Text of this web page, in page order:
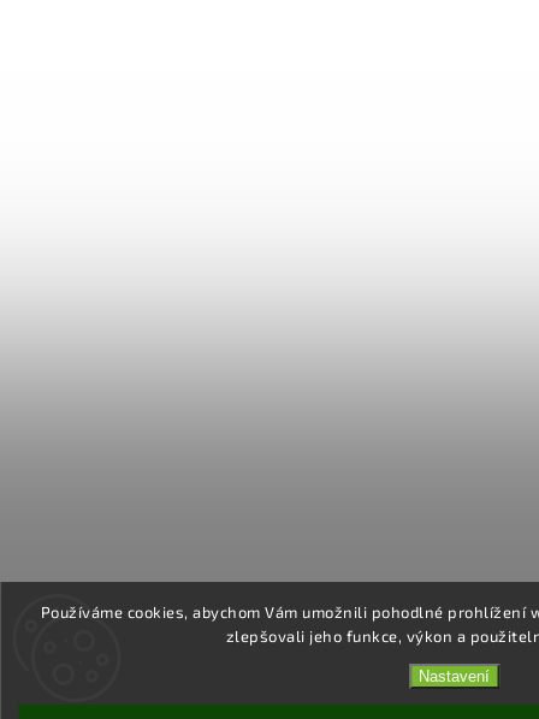
Používáme cookies, abychom Vám umožnili pohodlné
zlepšovali jeho funkce, výkon a
Nastavení